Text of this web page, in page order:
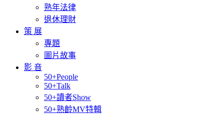
熟年法律
退休理財
策 展
專題
圖片故事
影 音
50+People
50+Talk
50+讀者Show
50+熟齡MV特輯